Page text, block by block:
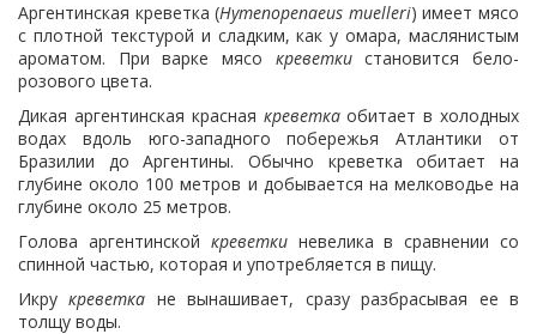
Аргентинская креветка (Hymenopenaeus muelleri) имеет мясо
с плотной текстурой и сладким, как у омара, маслянистым
ароматом. При варке мясо креветкистановится бело-
розового цвета.
Дикая аргентинская красная креветкаобитает в холодных
водах вдоль юго-западного побережья Атлантики от
Бразилии до Аргентины. Обычно креветка обитает на
глубине около 100 метров и добывается на мелководье на
глубине около 25 метров.
Голова аргентинской креветкиневелика в сравнении со
спинной частью, которая и употребляется в пищу.
Икрукреветка не вынашивает, сразу разбрасывая ее в
толщу воды.